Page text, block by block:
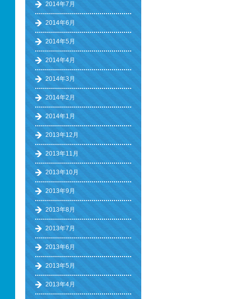
2014年7月
2014年6月
2014年5月
2014年4月
2014年3月
2014年2月
2014年1月
2013年12月
2013年11月
2013年10月
2013年9月
2013年8月
2013年7月
2013年6月
2013年5月
2013年4月